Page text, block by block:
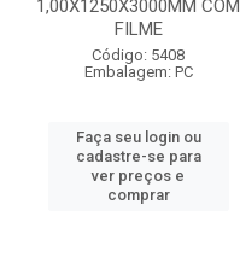
1,00X1250X3000MM COM
FILME
Código: 5408
Embalagem: PC
Faça seu login ou
cadastre-se para
ver preços e
comprar